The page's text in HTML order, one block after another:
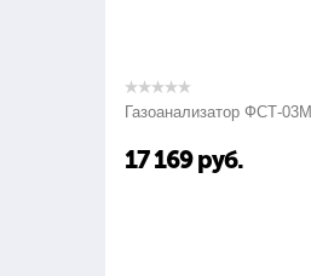
Газоанализатор ФСТ-03М
17 169 руб.